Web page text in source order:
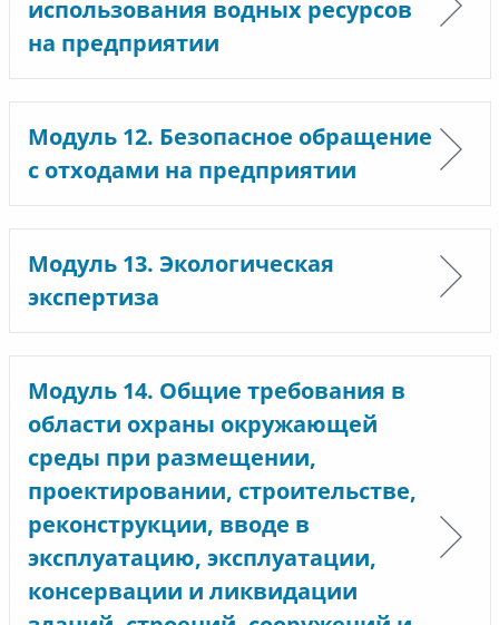
использования водных ресурсов
на предприятии
Модуль 12. Безопасное обращение
с отходами на предприятии
Модуль 13. Экологическая
экспертиза
Модуль 14. Общие требования в
области охраны окружающей
среды при размещении,
проектировании, строительстве,
реконструкции, вводе в
эксплуатацию, эксплуатации,
консервации и ликвидации